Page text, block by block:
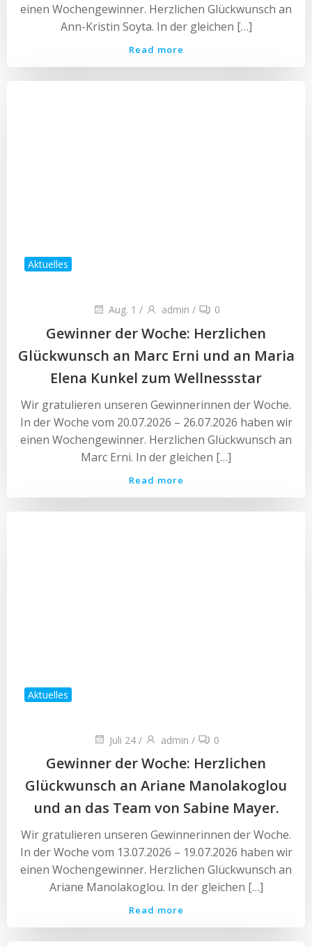
einen Wochengewinner. Herzlichen Glückwunsch an
Ann-Kristin Soyta. In der gleichen […]
Read more
Aktuelles
Aug. 1 / admin / 0
Gewinner der Woche: Herzlichen
Glückwunsch an Marc Erni und an Maria
Elena Kunkel zum Wellnessstar
Wir gratulieren unseren Gewinnerinnen der Woche.
In der Woche vom 20.07.2026 – 26.07.2026 haben wir
einen Wochengewinner. Herzlichen Glückwunsch an
Marc Erni. In der gleichen […]
Read more
Aktuelles
Juli 24 / admin / 0
Gewinner der Woche: Herzlichen
Glückwunsch an Ariane Manolakoglou
und an das Team von Sabine Mayer.
Wir gratulieren unseren Gewinnerinnen der Woche.
In der Woche vom 13.07.2026 – 19.07.2026 haben wir
einen Wochengewinner. Herzlichen Glückwunsch an
Ariane Manolakoglou. In der gleichen […]
Read more